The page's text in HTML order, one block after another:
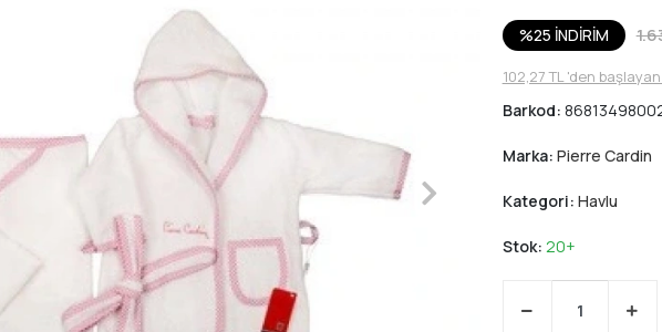
%25 İNDİRİM
102,27 TL 'den
Barkod:
Marka: Pierre Cardin
Kategori: Havlu
Stok: 20+